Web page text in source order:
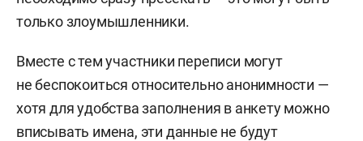
только злоумышленники.
Вместе с тем участники переписи могут
не беспокоиться относительно анонимности —
хотя для удобства заполнения в анкету можно
вписывать имена, эти данные не будут